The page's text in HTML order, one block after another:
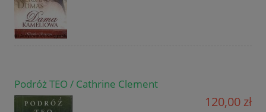
Podróż TEO / Cathrine Clement
120,00 zł